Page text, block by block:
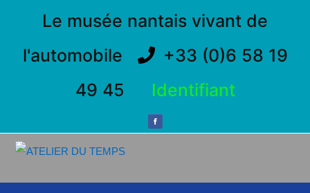
Le musée nantais vivant de
l'automobile
+33 (0)6 58 19
49 45
Identifiant